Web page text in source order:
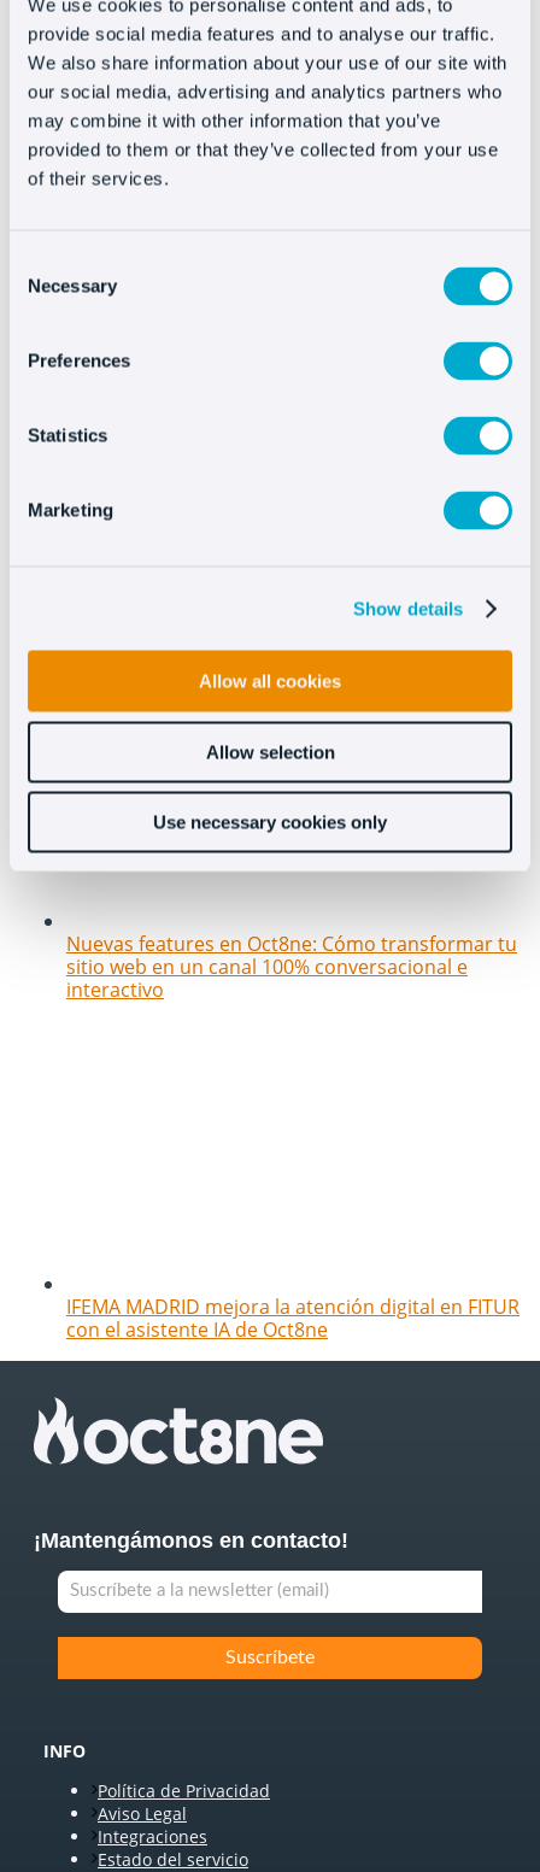
We use cookies to personalise content and ads, to
provide social media features and to analyse our traffic.
We also share information about your use of our site with
our social media, advertising and analytics partners who
may combine it with other information that you’ve
provided to them or that they’ve collected from your use
of their services.
Selection
Necessary
Preferences
Statistics
Marketing
Show details
Allow all cookies
Allow selection
Use necessary cookies only
¿Qué es un asistente de ventas con IA y para qué
sirve?
Los 5 mejores chats para ecommerce en 2026:
Nuevas features en Oct8ne: Cómo transformar tu
sitio web en un canal 100% conversacional e
interactivo
IFEMA MADRID mejora la atención digital en FITUR
con el asistente IA de Oct8ne
¡Mantengámonos en contacto!
INFO
Política de Privacidad
Aviso Legal
Integraciones
Estado del servicio